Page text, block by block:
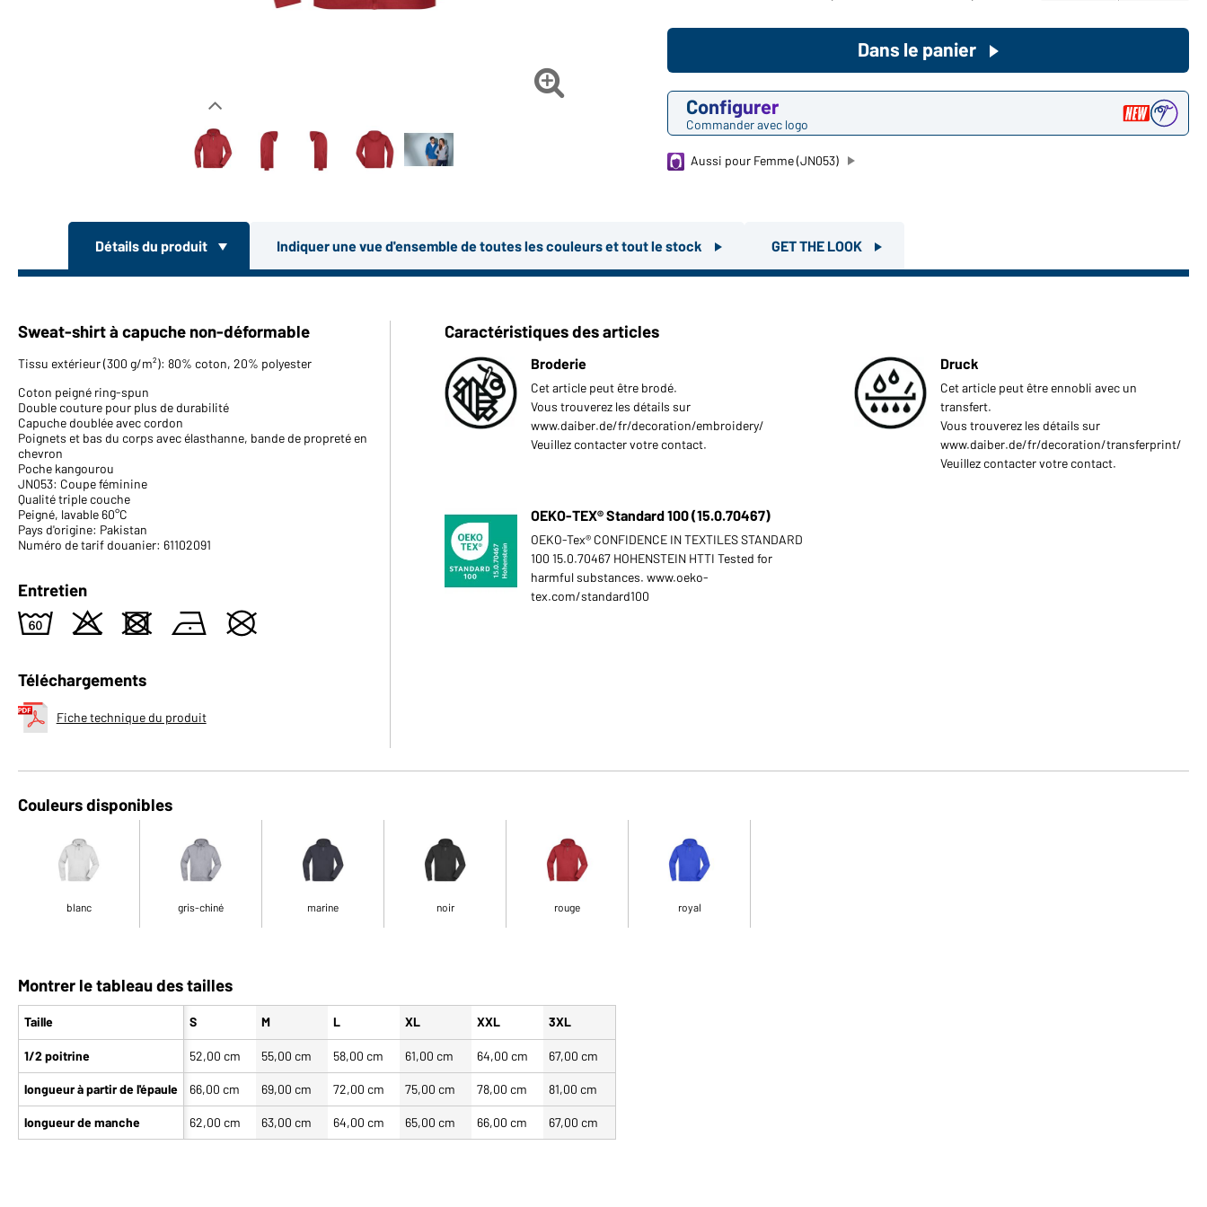
produits pour votre besoin privé?

Configurer
Commander avec logo
Dans le panier
Aussi pour Femme (JN053)
Détails du produit Indiquer une vue d'ensemble de toutes les couleurs et tout le stock GET THE LOOK
Sweat-shirt à capuche non-déformable
Tissu extérieur (300 g/m²): 80% coton, 20% polyester
Coton peigné ring-spun
Double couture pour plus de durabilité
Capuche doublée avec cordon
Poignets et bas du corps avec élasthanne, bande de propreté en
chevron
Poche kangourou
JN053: Coupe féminine
Qualité triple couche
Peigné, lavable 60°C
Pays d'origine: Pakistan
Numéro de tarif douanier: 61102091
Entretien
4 o d n U
Téléchargements
Fiche technique du produit
Caractéristiques des articles
Broderie
Cet article peut être brodé.
Vous trouverez les détails sur
www.daiber.de/fr/decoration/embroidery/
Veuillez contacter votre contact.
Druck
Cet article peut être ennobli avec un
transfert.
Vous trouverez les détails sur
www.daiber.de/fr/decoration/transferprint/
Veuillez contacter votre contact.
OEKO-TEX® Standard 100 (15.0.70467)
OEKO-Tex® CONFIDENCE IN TEXTILES STANDARD
100 15.0.70467 HOHENSTEIN HTTI Tested for
harmful substances. www.oeko-
tex.com/standard100
Couleurs disponibles
blanc gris-chiné marine noir rouge royal
Montrer le tableau des tailles
Taille
1/2 poitrine
longueur à partir de l'épaule
longueur de manche
S M L XL XXL 3XL
52,00 cm 55,00 cm 58,00 cm 61,00 cm 64,00 cm 67,00 cm
66,00 cm 69,00 cm 72,00 cm 75,00 cm 78,00 cm 81,00 cm
62,00 cm 63,00 cm 64,00 cm 65,00 cm 66,00 cm 67,00 cm